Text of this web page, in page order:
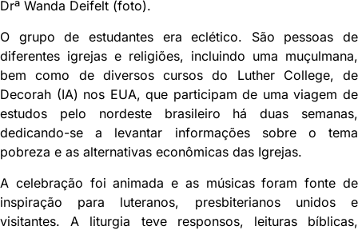
Drª Wanda Deifelt (foto).
O grupo de estudantes era eclético. São pessoas de
diferentes igrejas e religiões, incluindo uma muçulmana,
bem como de diversos cursos do Luther College, de
Decorah (IA) nos EUA, que participam de uma viagem de
estudos pelo nordeste brasileiro há duas semanas,
dedicando-se a levantar informações sobre o tema
pobreza e as alternativas econômicas das Igrejas.
A celebração foi animada e as músicas foram fonte de
inspiração para luteranos, presbiterianos unidos e
visitantes. A liturgia teve responsos, leituras bíblicas,